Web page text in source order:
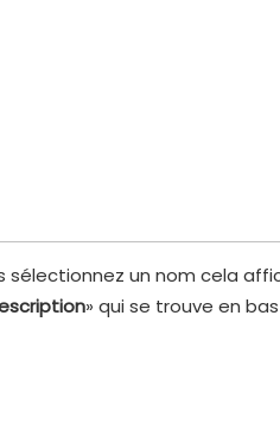
sélectionnez un nom cela
» qui se trouve en